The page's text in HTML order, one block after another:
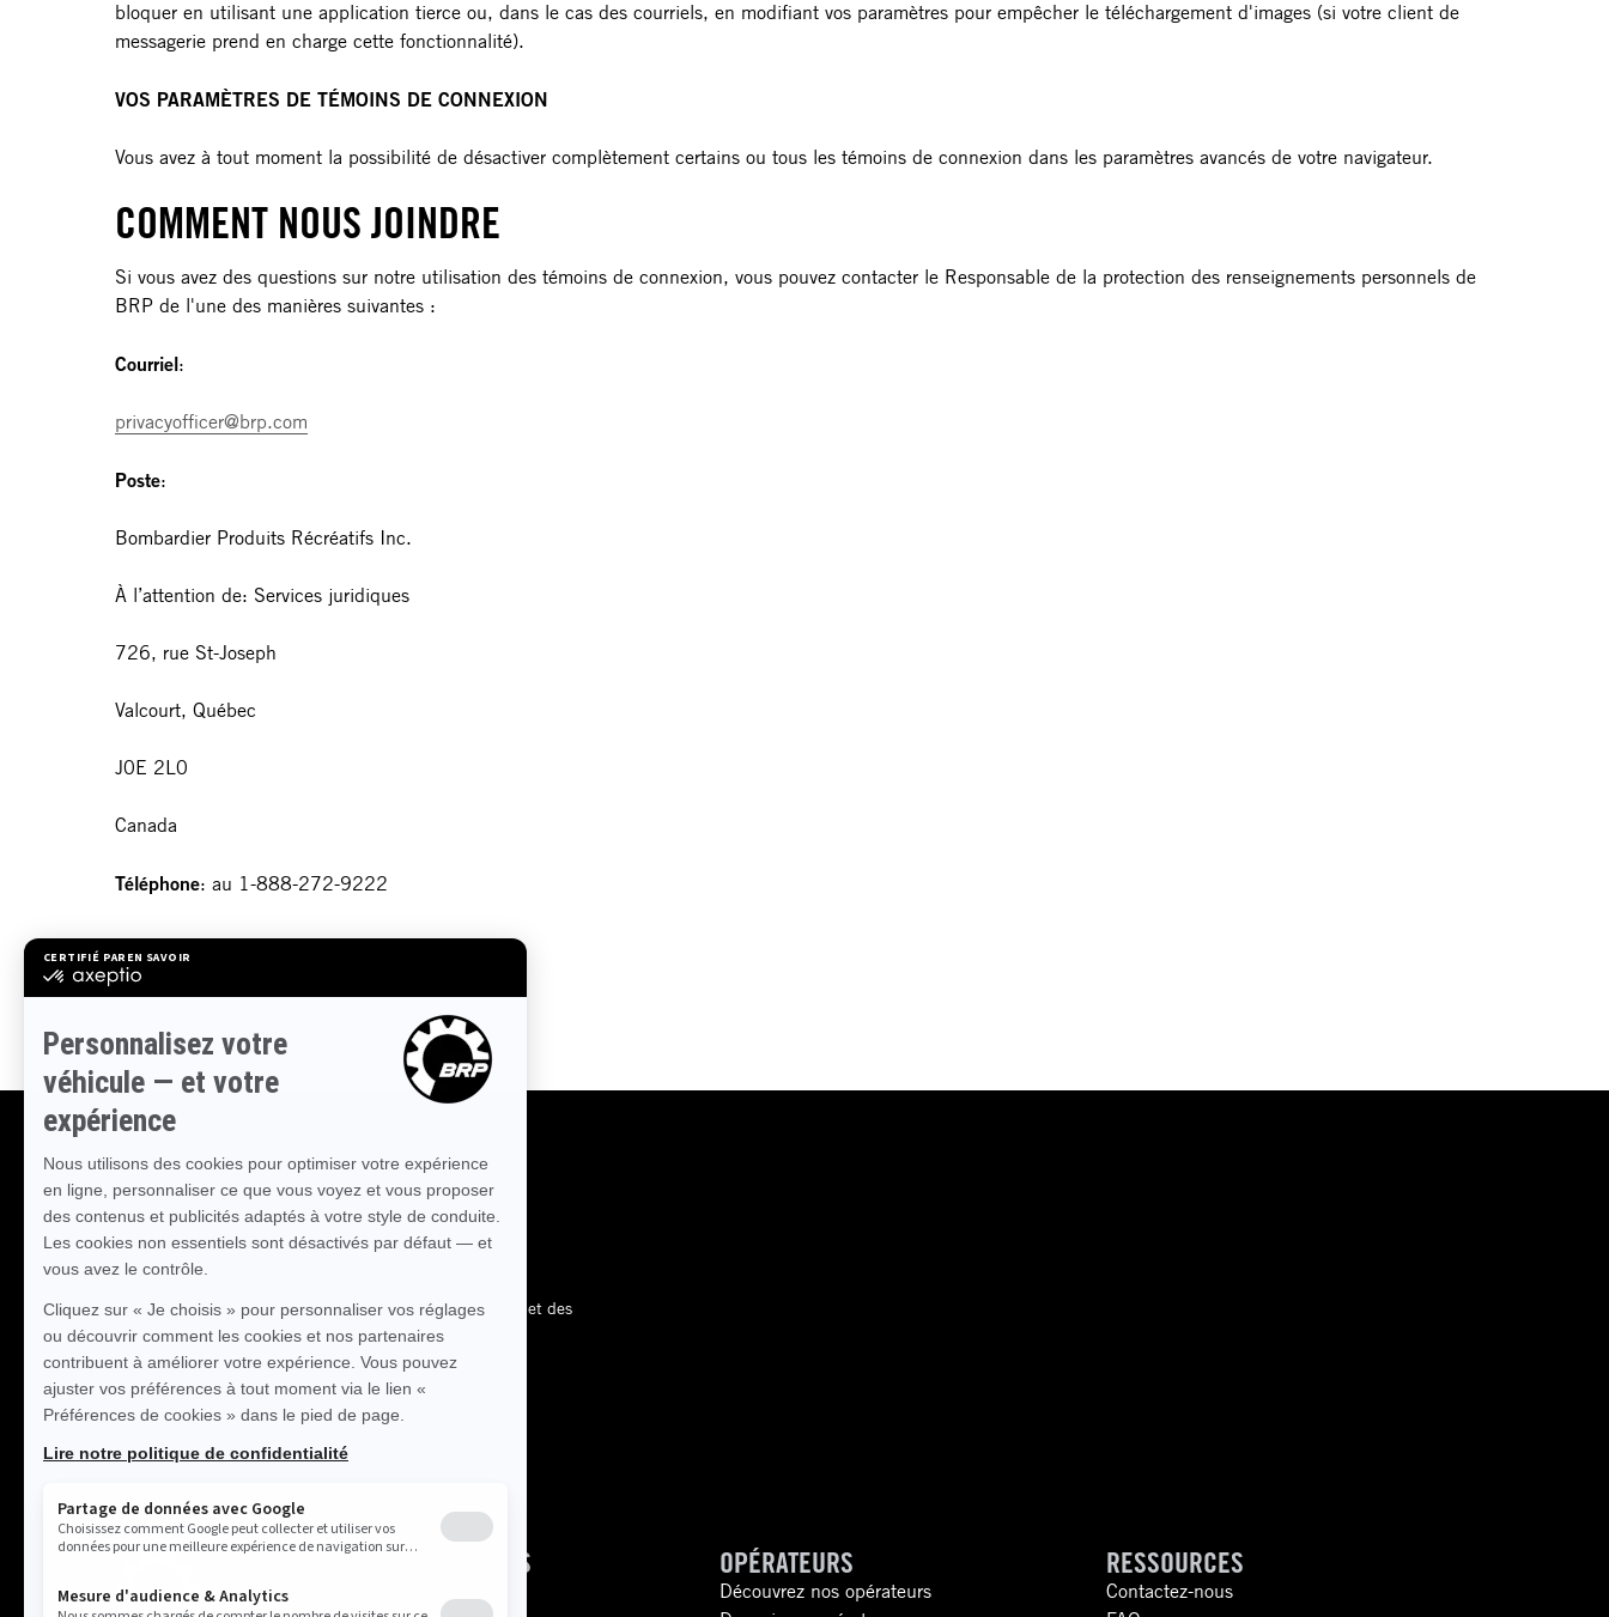
bloquer en utilisant une application tierce ou, dans le cas des courriels, en modifiant vos paramètres pour empêcher le téléchargement d'images (si votre client de
messagerie prend en charge cette fonctionnalité).
VOS PARAMÈTRES DE TÉMOINS DE CONNEXION
Vous avez à tout moment la possibilité de désactiver complètement certains ou tous les témoins de connexion dans les paramètres avancés de votre navigateur.
COMMENT NOUS JOINDRE
Si vous avez des questions sur notre utilisation des témoins de connexion, vous pouvez contacter le Responsable de la protection des renseignements personnels de
BRP de l'une des manières suivantes :
Courriel:
privacyofficer@brp.com
Poste:
Bombardier Produits Récréatifs Inc.
À l’attention de: Services juridiques
726, rue St-Joseph
Valcourt, Québec
J0E 2L0
Canada
Téléphone: au 1-888-272-9222
À PROPOS DE NOUS OPÉRATEURS
Découvrez nos opérateurs
RESSOURCES
Contactez-nous
RESTEZ CONNECTÉS
Découvrez des destinations, des histoires de passionnés et des
expériences qui valent le détour.
S'ABONNER